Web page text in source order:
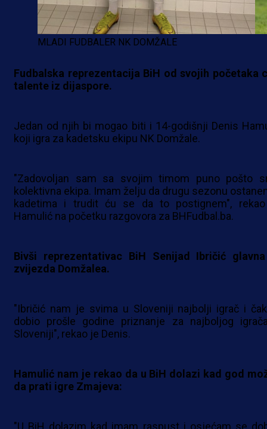
MLADI FUDBALER NK DOMŽALE
Fudbalska reprezentacija BiH od svojih početaka
talente iz dijaspore.
Jedan od njih bi mogao biti i 14-godišnji Denis
koji igra za kadetsku ekipu NK Domžale.
"Zadovoljan sam sa svojim timom puno pošto
kolektivna ekipa. Imam želju da drugu sezonu
kadetima i trudit ću se da to postignem",
Hamulić na početku razgovora za BHFudbal.ba.
Bivši reprezentativac BiH Senijad Ibričić
zvijezda Domžalea.
"Ibričić nam je svima u Sloveniji najbolji igrač i
dobio prošle godine priznanje za najboljog
Sloveniji", rekao je Denis.
Hamulić nam je rekao da u BiH dolazi kad god
da prati igre Zmajeva: